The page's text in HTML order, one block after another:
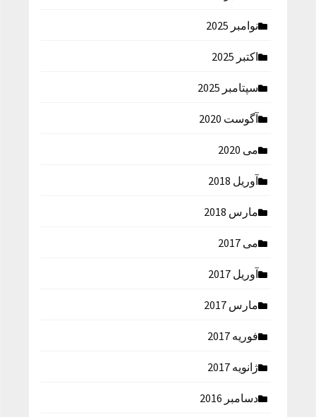
نوامبر 2025
اکتبر 2025
سپتامبر 2025
آگوست 2020
می 2020
آوریل 2018
مارس 2018
می 2017
آوریل 2017
مارس 2017
فوریه 2017
ژانویه 2017
دسامبر 2016